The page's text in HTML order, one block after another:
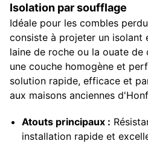
Isolation par soufflage
Idéale pour les combles
consiste à projeter un isolant
laine de roche ou la ouate
une couche homogène et
solution rapide, efficace et
aux maisons anciennes
Atouts principaux :
installation rapide et